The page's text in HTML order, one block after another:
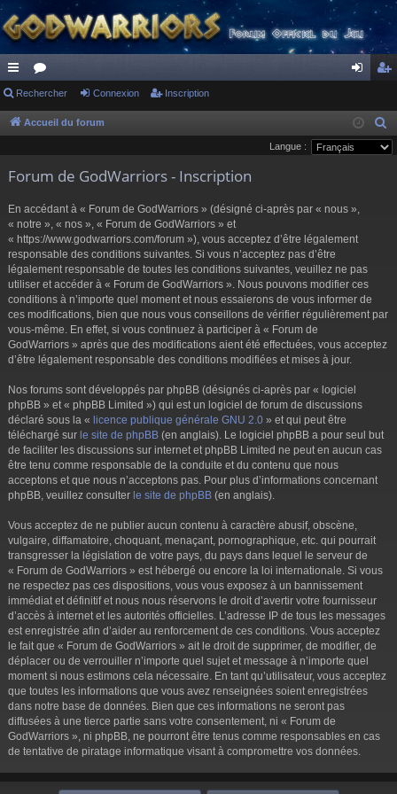
ac
co
ci
or
u
s
ne cri
pti
Rechercher Connexion Inscription
Accueil du forum
e
Langue :
Forum de GodWarriors - Inscription
En accédant à « Forum de GodWarriors » (désigné ci-après par « nous »,
« notre », « nos », « Forum de GodWarriors » et
« https://www.godwarriors.com/forum »), vous acceptez d’être légalement
responsable des conditions suivantes. Si vous n’acceptez pas d’être
légalement responsable de toutes les conditions suivantes, veuillez ne pas
utiliser et accéder à « Forum de GodWarriors ». Nous pouvons modifier ces
conditions à n’importe quel moment et nous essaierons de vous informer de
ces modifications, bien que nous vous conseillons de vérifier régulièrement par
vous-même. En effet, si vous continuez à participer à « Forum de
GodWarriors » après que des modifications aient été effectuées, vous acceptez
d’être légalement responsable des conditions modifiées et mises à jour.
Nos forums sont développés par phpBB (désignés ci-après par « logiciel
phpBB » et « phpBB Limited ») qui est un logiciel de forum de discussions
déclaré sous la « licence publique générale GNU 2.0 » et qui peut être
téléchargé sur le site de phpBB (en anglais). Le logiciel phpBB a pour seul but
de faciliter les discussions sur internet et phpBB Limited ne peut en aucun cas
être tenu comme responsable de la conduite et du contenu que nous
acceptons et que nous n’acceptons pas. Pour plus d’informations concernant
phpBB, veuillez consulter le site de phpBB (en anglais).
Vous acceptez de ne publier aucun contenu à caractère abusif, obscène,
vulgaire, diffamatoire, choquant, menaçant, pornographique, etc. qui pourrait
transgresser la législation de votre pays, du pays dans lequel le serveur de
« Forum de GodWarriors » est hébergé ou encore la loi internationale. Si vous
ne respectez pas ces dispositions, vous vous exposez à un bannissement
immédiat et définitif et nous nous réservons le droit d’avertir votre fournisseur
d’accès à internet et les autorités officielles. L’adresse IP de tous les messages
est enregistrée afin d’aider au renforcement de ces conditions. Vous acceptez
le fait que « Forum de GodWarriors » ait le droit de supprimer, de modifier, de
déplacer ou de verrouiller n’importe quel sujet et message à n’importe quel
moment si nous estimons cela nécessaire. En tant qu’utilisateur, vous acceptez
que toutes les informations que vous avez renseignées soient enregistrées
dans notre base de données. Bien que ces informations ne seront pas
diffusées à une tierce partie sans votre consentement, ni « Forum de
GodWarriors », ni phpBB, ne pourront être tenus comme responsables en cas
de tentative de piratage informatique visant à compromettre vos données.